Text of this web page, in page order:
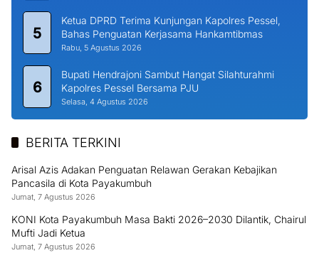
5
Ketua DPRD Terima Kunjungan Kapolres Pessel,
Bahas Penguatan Kerjasama Hankamtibmas
Rabu, 5 Agustus 2026
6
Bupati Hendrajoni Sambut Hangat Silahturahmi
Kapolres Pessel Bersama PJU
Selasa, 4 Agustus 2026
BERITA TERKINI
Arisal Azis Adakan Penguatan Relawan Gerakan Kebajikan
Pancasila di Kota Payakumbuh
Jumat, 7 Agustus 2026
KONI Kota Payakumbuh Masa Bakti 2026–2030 Dilantik, Chairul
Mufti Jadi Ketua
Jumat, 7 Agustus 2026